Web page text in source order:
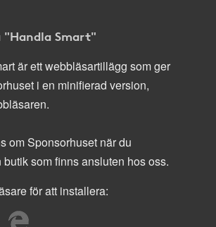
"Handla Smart"
är ett webbläsartillägg som ger
i en minifierad version,
om Sponsorhuset när du
butik som finns ansluten hos oss.
för att installera: